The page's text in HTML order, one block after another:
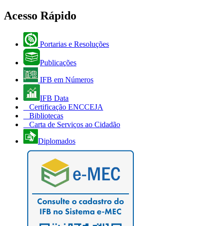
Acesso Rápido
Portarias e Resoluções
Publicações
IFB em Números
IFB Data
Certificação ENCCEJA
Bibliotecas
Carta de Serviços ao Cidadão
Diplomados